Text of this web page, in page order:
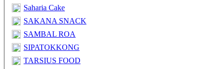
Saharia Cake
SAKANA SNACK
SAMBAL ROA
SIPATOKKONG
TARSIUS FOOD